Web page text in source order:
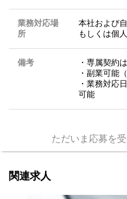
業務対応場
所
本社および
もしくは個
備考
・専属契約
・副業可能
・業務対応
可能
ただいま応募を
関連求人